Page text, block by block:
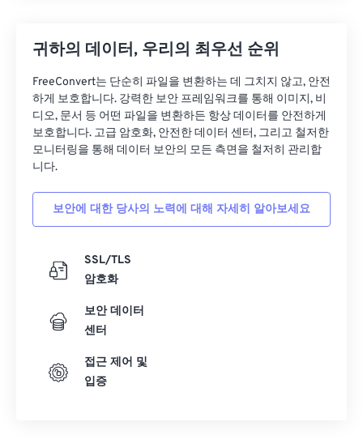
귀하의 데이터, 우리의 최우선 순위
FreeConvert는 단순히 파일을 변환하는 데 그치지 않고, 안전
하게 보호합니다. 강력한 보안 프레임워크를 통해 이미지, 비
디오, 문서 등 어떤 파일을 변환하든 항상 데이터를 안전하게
보호합니다. 고급 암호화, 안전한 데이터 센터, 그리고 철저한
모니터링을 통해 데이터 보안의 모든 측면을 철저히 관리합
니다.
보안에 대한 당사의 노력에 대해 자세히 알아보세요
SSL/TLS
암호화
보안 데이터
센터
접근 제어 및
입증